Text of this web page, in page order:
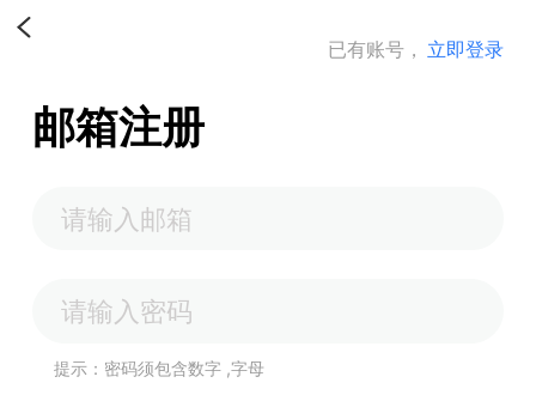
已有账号， 立即登录
邮箱注册
提示：密码须包含数字 ,字母